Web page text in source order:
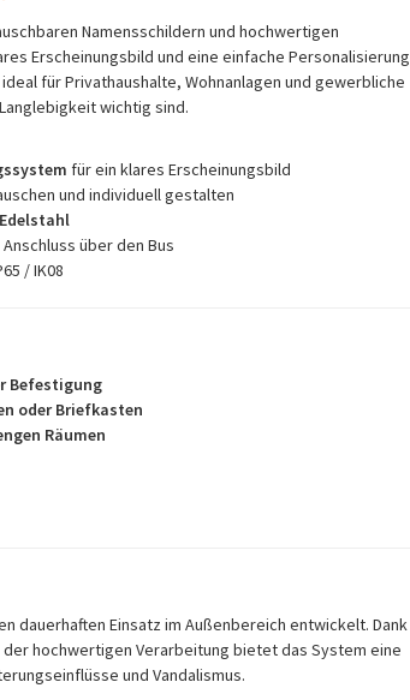
Namensschildern und hochwertigen
Erscheinungsbild und eine einfache Personalisierung
für Privathaushalte, Wohnanlagen und gewerbliche
wichtig sind.
für ein klares Erscheinungsbild
und individuell gestalten
Anschluss über den Bus
/ IK08
Befestigung
oder Briefkasten
Räumen
dauerhaften Einsatz im Außenbereich entwickelt. Dank
hochwertigen Verarbeitung bietet das System eine
und Vandalismus.